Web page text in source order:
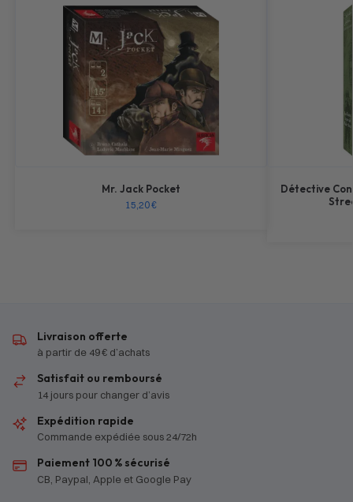
Mr. Jack Pocket
15,20€
Détective
Livraison offerte
à partir de 49 € d’achats
Satisfait ou remboursé
14 jours pour changer d’avis
Expédition rapide
Commande expédiée sous 24/72h
Paiement 100 % sécurisé
CB, Paypal, Apple et Google Pay